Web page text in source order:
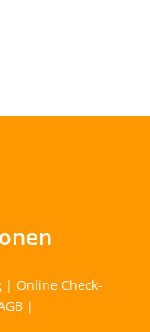
| Online Check-
|